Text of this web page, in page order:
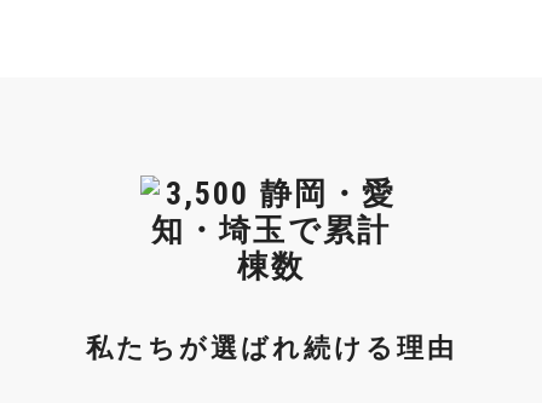
私たちが選ばれ続ける理由